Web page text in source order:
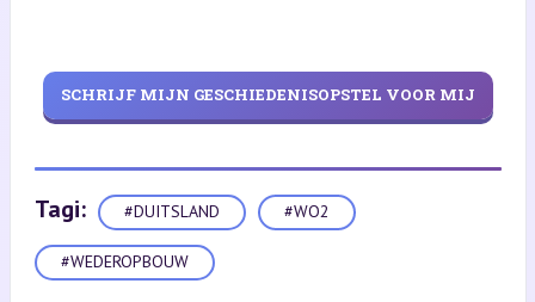
SCHRIJF MIJN GESCHIEDENISOPSTEL VOOR MIJ
Tagi: #DUITSLAND #WO2
#WEDEROPBOUW